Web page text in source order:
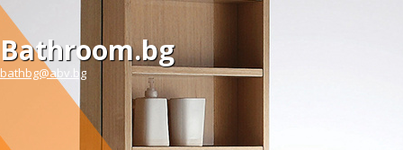
Bathroom.bg
bathbg@abv.bg